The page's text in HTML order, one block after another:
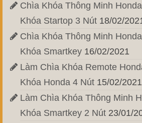
Chìa Khóa Thông Minh
Khóa Startop 3 Nút 18/02/
Chìa Khóa Thông Minh
Khóa Smartkey 16/02/2021
Làm Chìa Khóa Remote
Khóa Honda 4 Nút 15/02/2021
Làm Chìa Khóa Thông Minh
Khóa Smartkey 2 Nút 23/01/